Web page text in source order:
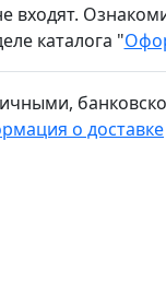
входят.
каталога "
о доставке